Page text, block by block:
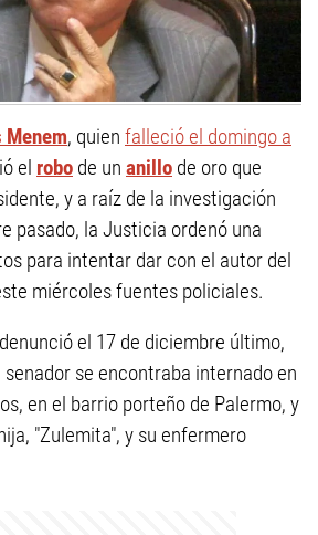
Menem, quien falleció el domingo a
el robo de un anillo de oro que
y a raíz de la investigación
pasado, la Justicia ordenó una
para intentar dar con el autor del
miércoles fuentes policiales.
el 17 de diciembre último,
se encontraba internado en
en el barrio porteño de Palermo, y
"Zulemita", y su enfermero